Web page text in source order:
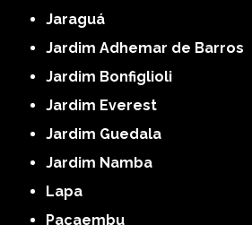
Jaraguá
Jardim Adhemar de Barros
Jardim Bonfiglioli
Jardim Everest
Jardim Guedala
Jardim Namba
Lapa
Pacaembu